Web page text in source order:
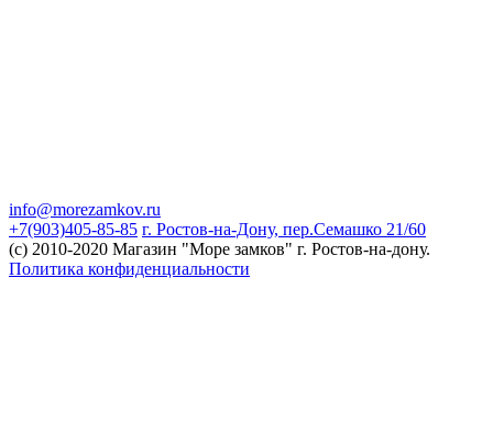
info@morezamkov.ru
+7(903)405-85-85 г. Ростов-на-Дону, пер.Семашко 21/60
(c) 2010-2020 Магазин "Море замков" г. Ростов-на-дону.
Политика конфиденциальности